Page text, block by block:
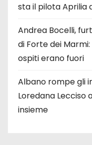
sta il pilota Aprilia
Andrea Bocelli,
di Forte dei
ospiti erano fuori
Albano rompe gli
Loredana Lecciso
insieme